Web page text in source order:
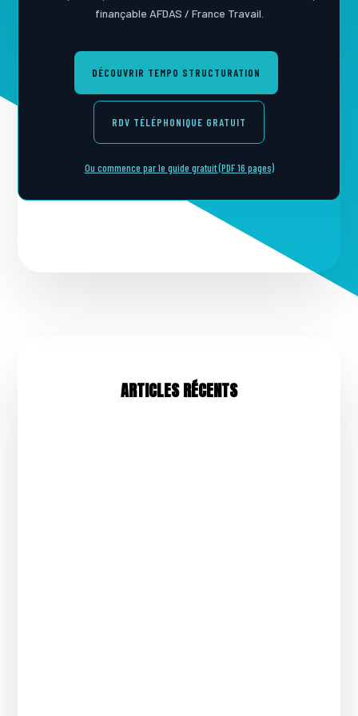
finançable AFDAS / France Travail.
DÉCOUVRIR TEMPO STRUCTURATION
RDV TÉLÉPHONIQUE GRATUIT
Ou commence par le guide gratuit (PDF 16 pages)
ARTICLES RÉCENTS